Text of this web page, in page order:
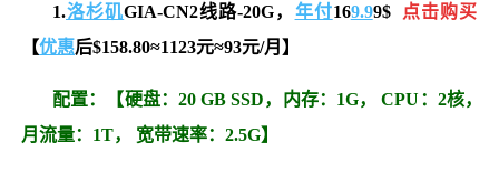
1.洛杉矶GIA-CN2线路-20G， 年付169.99$
点击购买
【优惠后$158.80≈1123元≈93元/月 】
配置：【硬盘：20 GB SSD， 内存：1G，CPU：2核，
月流量：1T， 宽带速率：2.5G】